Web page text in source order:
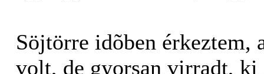
Söjtörre idõben érkeztem,
volt, de gyorsan virradt, ki